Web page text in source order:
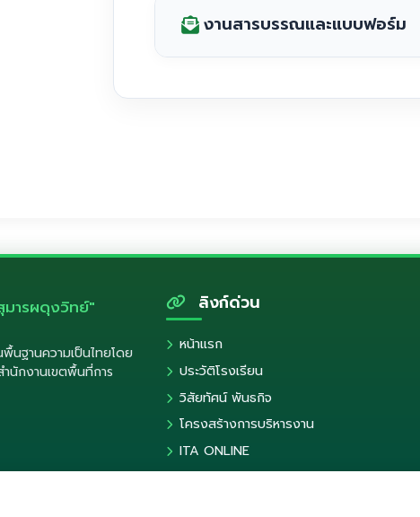
แผนพัฒนาตนเอง (ID PLAN ) ปี
แบบข้อตกลงในการพัฒนางาน
แบบข้อตกลงในการพัฒนางาน
รายงานการปฏิบัติงานและผลกา
แบบฟอร์มประวัติการพัฒนาตน
แบบฟอร์มรายงานการอบรม
งานสารบรรณและแบบฟอร์ม
ปฏิทินการปฏิบัติงาน ปีการศึกษ
ประกาศกำหนดชั่วโมงปฏิบัติงาน
ประกาศกำหนดชั่วโมงปฏิบัติงา
ารผดุงวิทย์"
นฐานความเป็นไทยโดย
นักงานเขตพื้นที่การ
ลิงก์ด่วน
หน้าแรก
ประวัติโรงเรียน
วิสัยทัศน์ พันธกิจ
โครงสร้างการบริหารงาน
ITA ONLINE
ติดต่อเรา